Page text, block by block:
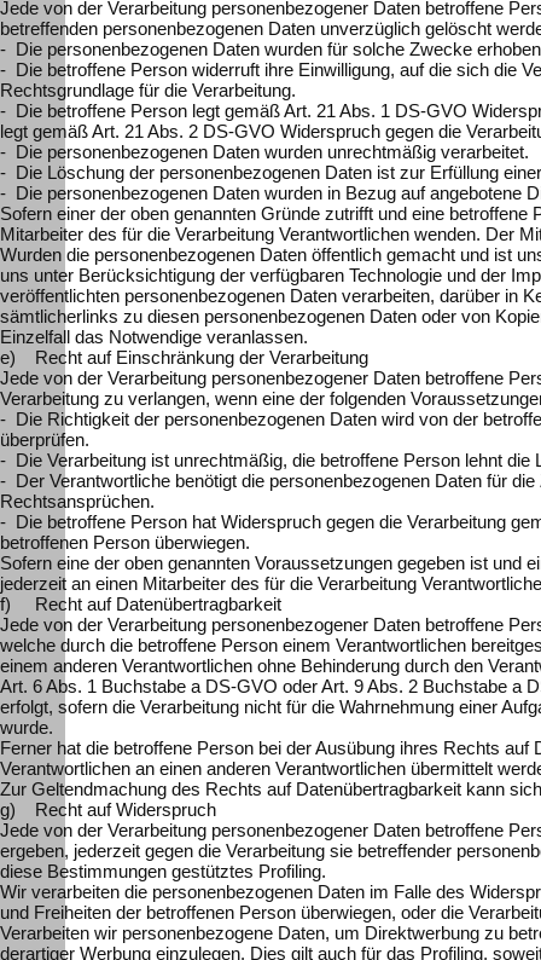
Jede von der Verarbeitung personenbezogener Daten betroffene
betreffenden personenbezogenen Daten unverzüglich gelöscht
- Die personenbezogenen Daten wurden für solche Zwecke
- Die betroffene Person widerruft ihre Einwilligung, auf die sich die
Rechtsgrundlage für die Verarbeitung.
- Die betroffene Person legt gemäß Art. 21 Abs. 1 DS-GVO
legt gemäß Art. 21 Abs. 2 DS-GVO Widerspruch gegen die
- Die personenbezogenen Daten wurden unrechtmäßig verarbeitet.
- Die Löschung der personenbezogenen Daten ist zur Erfüllung
- Die personenbezogenen Daten wurden in Bezug auf angebotene
Sofern einer der oben genannten Gründe zutrifft und eine
Mitarbeiter des für die Verarbeitung Verantwortlichen wenden. Der
Wurden die personenbezogenen Daten öffentlich gemacht und ist
uns unter Berücksichtigung der verfügbaren Technologie und der
veröffentlichten personenbezogenen Daten verarbeiten, darüber in
sämtlicherlinks zu diesen personenbezogenen Daten oder von
Einzelfall das Notwendige veranlassen.
e) Recht auf Einschränkung der Verarbeitung
Jede von der Verarbeitung personenbezogener Daten betroffene
Verarbeitung zu verlangen, wenn eine der folgenden
- Die Richtigkeit der personenbezogenen Daten wird von der
überprüfen.
- Die Verarbeitung ist unrechtmäßig, die betroffene Person lehnt
- Der Verantwortliche benötigt die personenbezogenen Daten für
Rechtsansprüchen.
- Die betroffene Person hat Widerspruch gegen die Verarbeitung
betroffenen Person überwiegen.
Sofern eine der oben genannten Voraussetzungen gegeben ist
jederzeit an einen Mitarbeiter des für die Verarbeitung
f) Recht auf Datenübertragbarkeit
Jede von der Verarbeitung personenbezogener Daten betroffene
welche durch die betroffene Person einem Verantwortlichen
einem anderen Verantwortlichen ohne Behinderung durch den
Art. 6 Abs. 1 Buchstabe a DS-GVO oder Art. 9 Abs. 2 Buchstabe a
erfolgt, sofern die Verarbeitung nicht für die Wahrnehmung einer
wurde.
Ferner hat die betroffene Person bei der Ausübung ihres Rechts
Verantwortlichen an einen anderen Verantwortlichen übermittelt
Zur Geltendmachung des Rechts auf Datenübertragbarkeit kann
g) Recht auf Widerspruch
Jede von der Verarbeitung personenbezogener Daten betroffene
ergeben, jederzeit gegen die Verarbeitung sie betreffender
diese Bestimmungen gestütztes Profiling.
Wir verarbeiten die personenbezogenen Daten im Falle des
und Freiheiten der betroffenen Person überwiegen, oder die
Verarbeiten wir personenbezogene Daten, um Direktwerbung zu
derartiger Werbung einzulegen. Dies gilt auch für das Profiling,